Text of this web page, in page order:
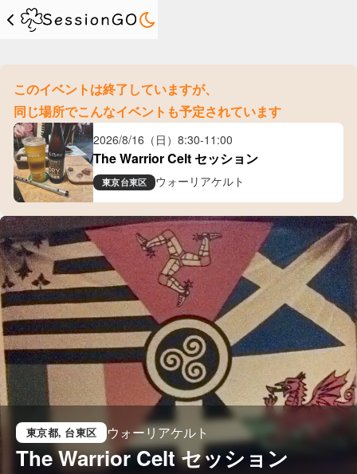
このイベントは終了していますが、
同じ場所でこんなイベントも予定されています
2026/8/16（日） 8:30-11:00
The Warrior Celt セッション
東京台東区 ウォーリアケルト
東京都, 台東区 ウォーリアケルト
The Warrior Celt セッション